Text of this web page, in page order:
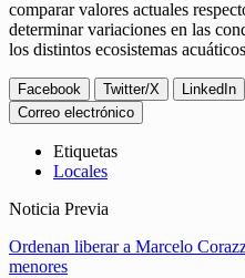
comparar valores actuales
determinar variaciones en las
los distintos ecosistemas
Facebook Twitter/X LinkedIn
Correo electrónico
Etiquetas
Locales
Noticia Previa
Ordenan liberar a Marcelo
menores